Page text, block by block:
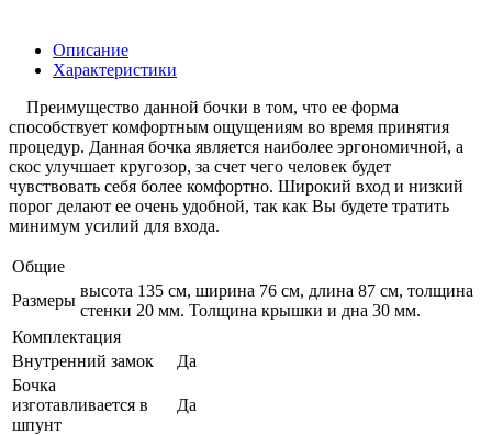
Описание
Характеристики
Преимущество данной бочки в том, что ее форма
способствует комфортным ощущениям во время принятия
процедур. Данная бочка является наиболее эргономичной, а
скос улучшает кругозор, за счет чего человек будет
чувствовать себя более комфортно. Широкий вход и низкий
порог делают ее очень удобной, так как Вы будете тратить
минимум усилий для входа.
Общие
Размеры
высота 135 см, ширина 76 см, длина 87 см, толщина
стенки 20 мм. Толщина крышки и дна 30 мм.
Комплектация
Внутренний замок
Да
Бочка
изготавливается в
шпунт
Да